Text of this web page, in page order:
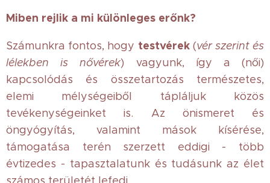
Miben rejlik a mi különleges erőnk?
Számunkra fontos, hogy testvérek(vér szerint és
lélekben is nővérek) vagyunk, így a (női)
kapcsolódás és összetartozás természetes,
elemi mélységeiből tápláljuk közös
tevékenységeinket is. Az önismeret és
öngyógyítás, valamint mások kísérése,
támogatása terén szerzett eddigi - több
évtizedes - tapasztalatunk és tudásunk az élet